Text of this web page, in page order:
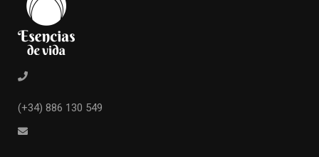
(+34) 886 130 549